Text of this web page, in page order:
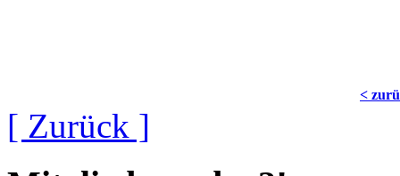
<
[ Zurück ]